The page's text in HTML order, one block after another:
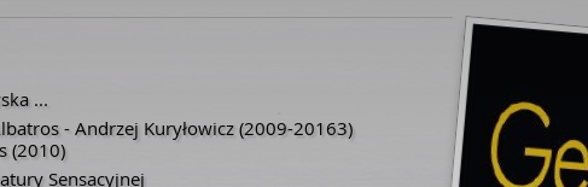
...
- Andrzej Kuryłowicz (2009-20163)
(2010)
Sensacyjnej